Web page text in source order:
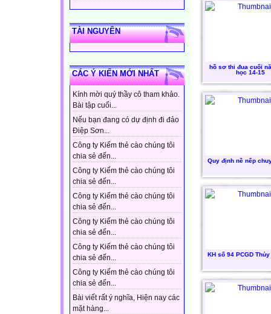
TÀI NGUYÊN
CÁC Ý KIẾN MỚI NHẤT
Kính mời quý thầy cô tham khảo.
Bài tập cuối...
Nếu bạn đang có dự định đi đảo
Điệp Sơn...
Công ty Kiếm thẻ cào chúng tôi
chia sẻ đến...
Công ty Kiếm thẻ cào chúng tôi
chia sẻ đến...
Công ty Kiếm thẻ cào chúng tôi
chia sẻ đến...
Công ty Kiếm thẻ cào chúng tôi
chia sẻ đến...
Công ty Kiếm thẻ cào chúng tôi
chia sẻ đến...
Công ty Kiếm thẻ cào chúng tôi
chia sẻ đến...
Bài viết rất ý nghĩa, Hiện nay các
mặt hàng...
hồ sơ thi đua cuối
học 14-15
Quy định nề nếp
KH số 94 PCGD